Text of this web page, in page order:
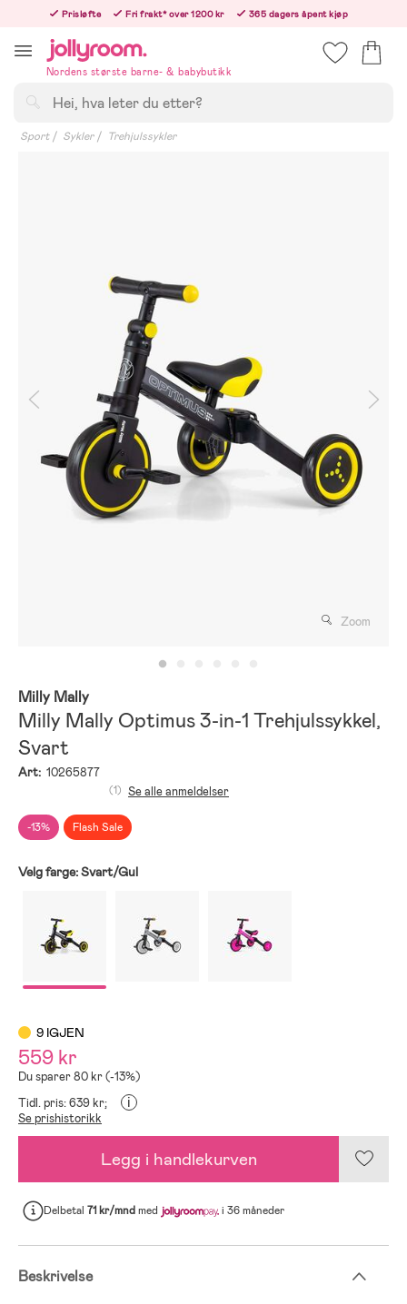
innehållet
Prisløfte Fri frakt* over 1200 kr
365 dagers åpent kjøp
Nordens største barne- & babybutikk
Sport Sykler Trehjulssykler
Zoom
Milly Mally
Milly Mally Optimus 3-in-1 Trehjulssykkel,
Svart
Art: 10265877
-13% Flash Sale
(1) Se alle anmeldelser
Velg farge:Svart/Gul
9 IGJEN
559 kr
Du sparer 80 kr (-13%)
Tidl. pris: 639 kr;
i
Se prishistorikk
Legg i handlekurven
Delbetal 71 kr/mndmed i 36 måneder
Beskrivelse